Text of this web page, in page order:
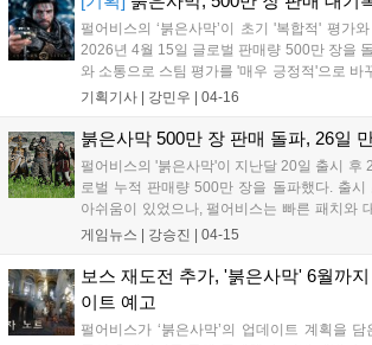
펄어비스의 ‘붉은사막’이 초기 '복합적' 평가
2026년 4월 15일 글로벌 판매량 500만 장을
와 소통으로 스팀 평가를 '매우 긍정적'으로 바
로드맵도 공개, 한국 콘솔 게임의 새로운 역사
기획기사 | 강민우 04-16
붉은사막 500만 장 판매 돌파, 26일
펄어비스의 '붉은사막'이 지난달 20일 출시 후
로벌 누적 판매량 500만 장을 돌파했다. 출시
아쉬움이 있었으나, 펄어비스는 빠른 패치와
용자 반응을 뒤집으며 흥행에 성공했다. 향후
예정이다....
게임뉴스 | 강승진 04-15
보스 재도전 추가, '붉은사막' 6월까
이트 예고
펄어비스가 ‘붉은사막’의 업데이트 계획을 담